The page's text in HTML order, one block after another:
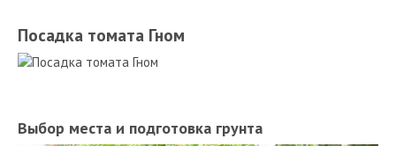
Посадка томата Гном
Выбор места и подготовка грунта